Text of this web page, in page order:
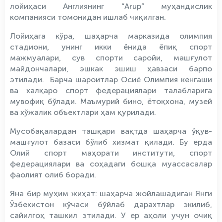
лойиҳаси Англиянинг “Arup” муҳандислик
компанияси томонидан ишлаб чиқилган.
Лойиҳага кўра, шаҳарча марказида олимпия
стадиони, унинг икки ёнида ёпиқ спорт
мажмуалари, сув спорти саройи, машғулот
майдончалари, эшкак эшиш ҳавзаси барпо
этилади. Барча шароитлар Осиё Олимпия кенгаши
ва халқаро спорт федерациялари талабларига
мувофиқ бўлади. Маъмурий бино, ётоқхона, музей
ва хўжалик объектлари ҳам қурилади.
Мусобақалардан ташқари вақтда шаҳарча ўқув-
машғулот базаси бўлиб хизмат қилади. Бу ерда
Олий спорт маҳорати институти, спорт
федерациялари ва соҳадаги бошқа муассасалар
фаолият олиб боради.
Яна бир муҳим жиҳат: шаҳарча жойлашадиган Янги
Ўзбекистон кўчаси бўйлаб дарахтлар экилиб,
сайилгоҳ ташкил этилади. У ер аҳоли учун очиқ